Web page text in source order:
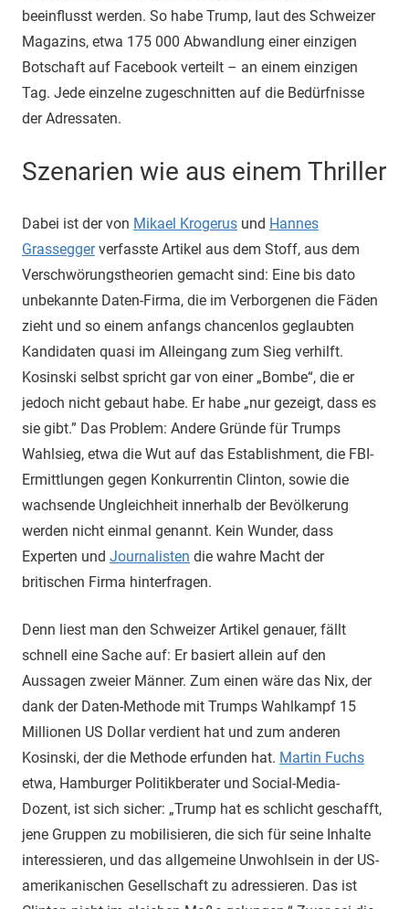
beeinflusst werden. So habe Trump, laut des Schweizer
Magazins, etwa 175 000 Abwandlung einer einzigen
Botschaft auf Facebook verteilt – an einem einzigen
Tag. Jede einzelne zugeschnitten auf die Bedürfnisse
der Adressaten.
Szenarien wie aus einem Thriller
Dabei ist der von Mikael Krogerus und Hannes
Grasseggerverfasste Artikel aus dem Stoff, aus dem
Verschwörungstheorien gemacht sind: Eine bis dato
unbekannte Daten-Firma, die im Verborgenen die Fäden
zieht und so einem anfangs chancenlos geglaubten
Kandidaten quasi im Alleingang zum Sieg verhilft.
Kosinski selbst spricht gar von einer „Bombe“, die er
jedoch nicht gebaut habe. Er habe „nur gezeigt, dass es
sie gibt.” Das Problem: Andere Gründe für Trumps
Wahlsieg, etwa die Wut auf das Establishment, die FBI-
Ermittlungen gegen Konkurrentin Clinton, sowie die
wachsende Ungleichheit innerhalb der Bevölkerung
werden nicht einmal genannt. Kein Wunder, dass
Experten und Journalisten die wahre Macht der
britischen Firma hinterfragen.
Denn liest man den Schweizer Artikel genauer, fällt
schnell eine Sache auf: Er basiert allein auf den
Aussagen zweier Männer. Zum einen wäre das Nix, der
dank der Daten-Methode mit Trumps Wahlkampf 15
Millionen US Dollar verdient hat und zum anderen
Kosinski, der die Methode erfunden hat. Martin Fuchs
etwa, Hamburger Politikberater und Social-Media-
Dozent, ist sich sicher: „Trump hat es schlicht geschafft,
jene Gruppen zu mobilisieren, die sich für seine Inhalte
interessieren, und das allgemeine Unwohlsein in der US-
amerikanischen Gesellschaft zu adressieren. Das ist